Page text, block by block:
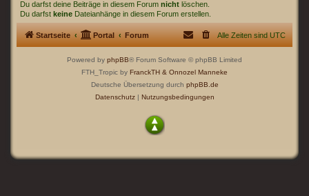
Du darfst deine Beiträge in diesem Forum nicht löschen.
Du darfst keine Dateianhänge in diesem Forum erstellen.
Startseite Portal Forum Alle Zeiten sind UTC
Powered by phpBB® Forum Software © phpBB Limited
FTH_Tropic by FranckTH & Onnozel Manneke
Deutsche Übersetzung durch phpBB.de
Datenschutz| Nutzungsbedingungen